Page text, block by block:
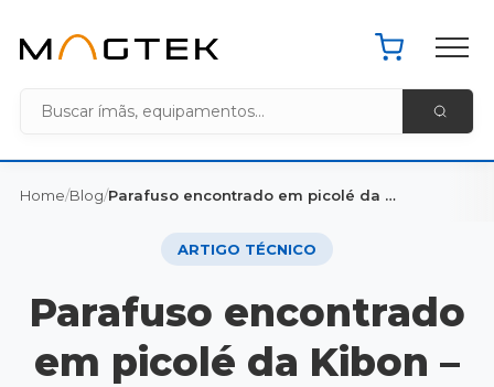
Pacote de
Home/Blog/ Parafuso encontrado em picolé da Kibon – Problema Resolvido com Magnetismo?
ARTIGO TÉCNICO
Parafuso encontrado
em picolé da Kibon –